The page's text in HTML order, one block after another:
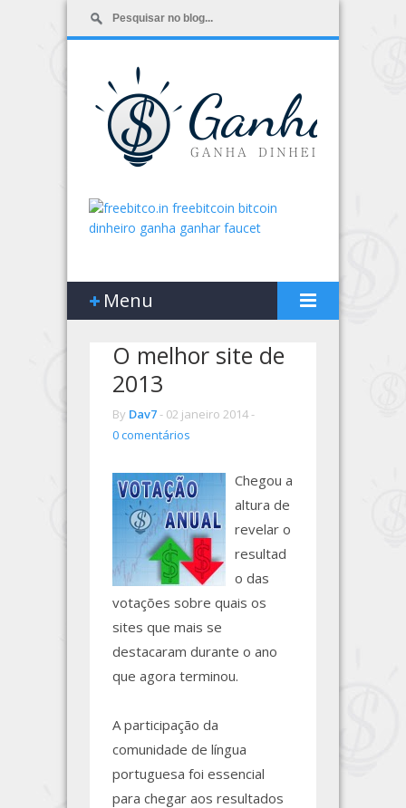
Menu
O melhor site de
2013
By Dav7- 02 janeiro 2014 -
0 comentários
Chegou a
altura de
revelar o
resultad
o das
votações sobre quais os
sites que mais se
destacaram durante o ano
que agora terminou.
A participação da
comunidade de língua
portuguesa foi essencial
para chegar aos resultados